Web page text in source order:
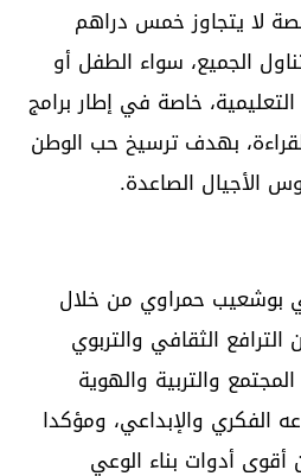
لا يتجاوز خمس دراهم
الجميع، سواء الطفل أو
خاصة في إطار برامج
بهدف ترسيخ حب الوطن
الأجيال الصاعدة.
بوشعيب حمراوي من خلال
الثقافي والتربوي
والتربية والهوية
والإبداعي، ومؤكدا
أدوات بناء الوعي